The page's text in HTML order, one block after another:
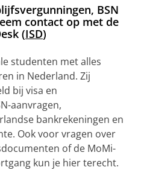
BSN
contact op met de
(ISD)
studenten met alles
in Nederland. Zij
bij visa en
aanvragen,
bankrekeningen en
Ook voor vragen over
of de MoMi-
kun je hier terecht.